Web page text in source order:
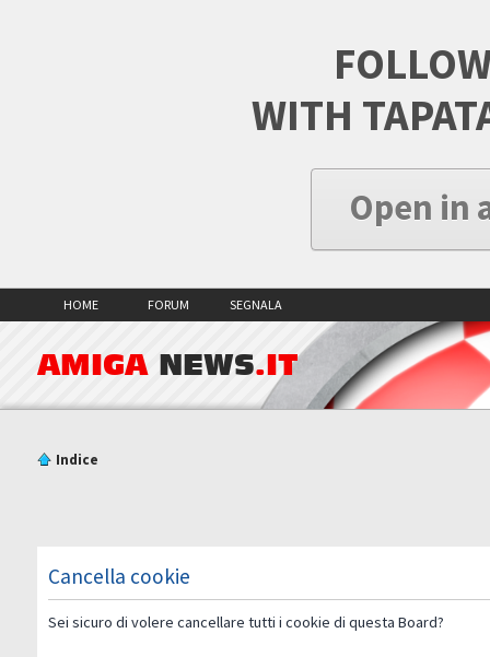
WITH
Open in
HOME FORUM SEGNALA
AMIGA NEWS.IT
Indice
Cancella cookie
Sei sicuro di volere cancellare tutti i cookie di questa Board?